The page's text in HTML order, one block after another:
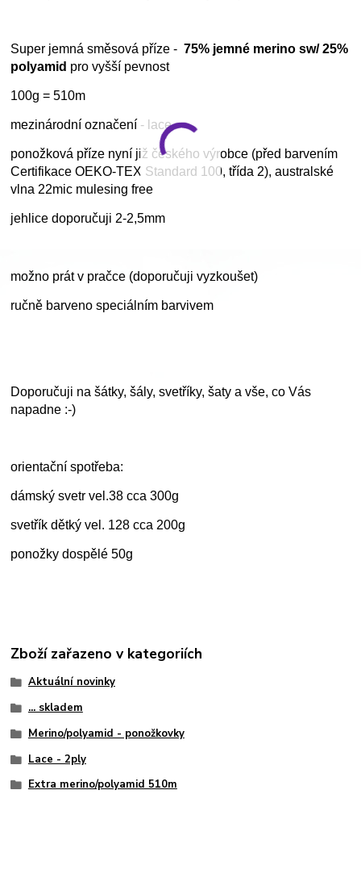
Super jemná směsová příze -75% jemné merino sw/ 25%
polyamid pro vyšší pevnost
100g = 510m
mezinárodní označení - lace
ponožková příze nyní již českého výrobce (před barvením
Certifikace OEKO-TEX Standard 100, třída 2), australské
vlna 22mic mulesing free
jehlice doporučuji 2-2,5mm
možno prát v pračce (doporučuji vyzkoušet)
ručně barveno speciálním barvivem
Doporučuji na šátky, šály, svetříky, šaty a vše, co Vás
napadne :-)
orientační spotřeba:
dámský svetr vel.38 cca 300g
svetřík dětký vel. 128 cca 200g
ponožky dospělé 50g
Zboží zařazeno v kategoriích
Aktuální novinky
... skladem
Merino/polyamid - ponožkovky
Lace - 2ply
Extra merino/polyamid 510m